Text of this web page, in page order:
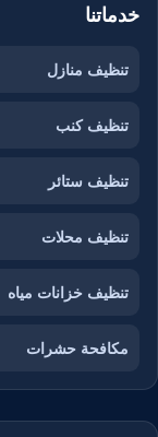
خدماتنا
تنظيف منازل
تنظيف كنب
تنظيف ستائر
تنظيف محلات
تنظيف خزانات مياه
مكافحة حشرات